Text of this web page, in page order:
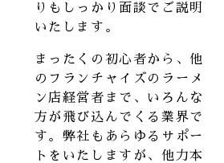
りもしっかり面談でご説明
いたします。
まったくの初心者から、他
のフランチャイズのラーメ
ン店経営者まで、いろんな
方が飛び込んでくる業界で
す。 弊社もあらゆるサポー
トをいたしますが、他力本